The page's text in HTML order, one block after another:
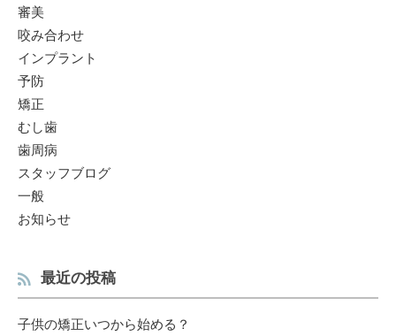
審美
咬み合わせ
インプラント
予防
矯正
むし歯
歯周病
スタッフブログ
一般
お知らせ
最近の投稿
子供の矯正いつから始める？